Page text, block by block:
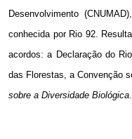
Desenvolvimento
conhecida por Rio 92.
acordos: a Declaração do
das Florestas, a Convenção
sobre a Diversidade Biológica.